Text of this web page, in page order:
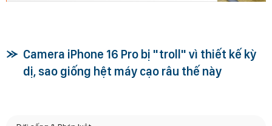
Camera iPhone 16 Pro bị "troll" vì thiết kế kỳ
dị, sao giống hệt máy cạo râu thế này